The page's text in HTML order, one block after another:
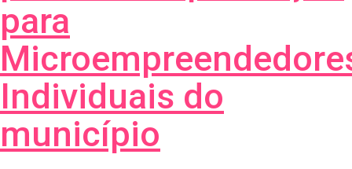
para
Individuais do
município